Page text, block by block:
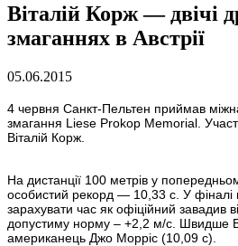
Віталій Корж — двічі
змаганнях в Австрії
05.06.2015
4 червня Санкт-Пельтен приймав
змагання Liese Prokop Memorial.
Віталій Корж.
На дистанції 100 метрів у
особистий рекорд — 10,33 с. У фіналі
зарахувати час як офіційний завадив
допустиму норму – +2,2 м/с. Швидше
американець Джо Морріс (10,09 с).